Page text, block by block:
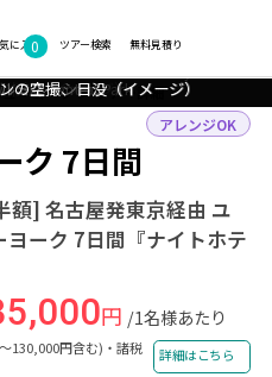
に入り
0 無料見積り
ツアー検索
ーヨーク ツアー詳細
ク 7日間
額] 名古屋発東京経由 ユ
ーク 7日間『ナイトホテ
アレンジOK
円 /1名様あたり
130,000円含む)・諸税
詳細はこちら
館（イメージ）
ージ）ⒸPhotos courtesy of The
Central Park
ミネーション（イメージ）
の空撮、日没（イメージ）
ェイサイン（イメージ）
フォトギャラリー